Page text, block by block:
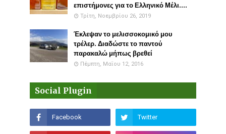
επιστήμονες για το Ελληνικό Μέλι....
Τρίτη, Νοεμβρίου 26, 2019
Έκλεψαν το μελισσοκομικό μου
τρέλερ. Διαδώστε το παντού
παρακαλώ μήπως βρεθεί
Πέμπτη, Μαΐου 12, 2016
Social Plugin